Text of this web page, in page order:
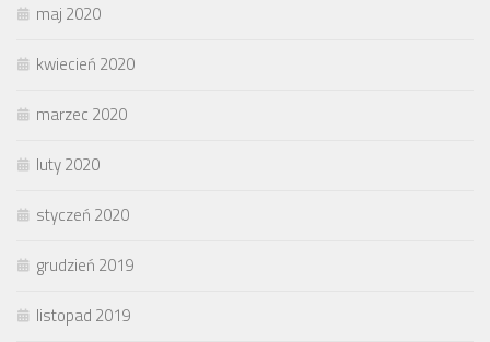
maj 2020
kwiecień 2020
marzec 2020
luty 2020
styczeń 2020
grudzień 2019
listopad 2019